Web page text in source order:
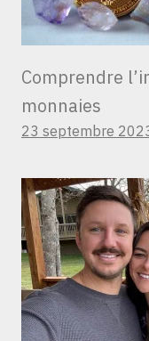
Comprendre
monnaies
23 septembre